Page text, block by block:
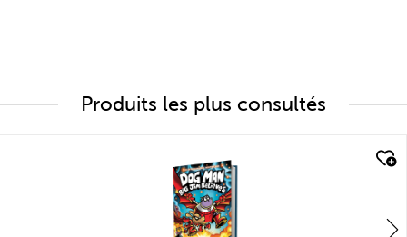
Produits les plus consultés